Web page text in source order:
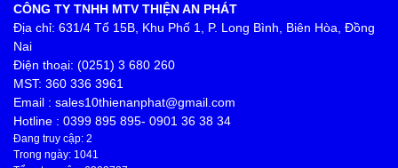
CÔNG TY TNHH MTV THIỆN AN PHÁT
Địa chỉ: 631/4 Tổ 15B, Khu Phố 1, P. Long Bình, Biên Hòa, Đồng
Nai
Điện thoại: (0251) 3 680 260
MST: 360 336 3961
Email : sales10thienanphat@gmail.com
Hotline : 0399 895 895- 0901 36 38 34
Đang truy cập: 2
Trong ngày: 1041